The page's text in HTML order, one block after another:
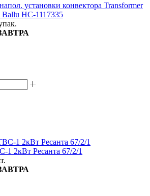
установки конвектора Transformer
НС-1117335
1 2кВт Ресанта 67/2/1